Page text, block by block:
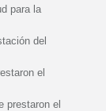
para la
del
el
prestaron el